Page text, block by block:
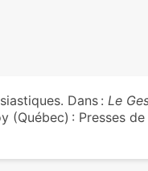
Dans : Le
(Québec) : Presses